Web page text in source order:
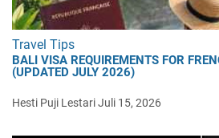
Travel Tips
BALI VISA REQUIREMENTS FOR
(UPDATED JULY 2026)
Hesti Puji LestariJuli 15, 2026